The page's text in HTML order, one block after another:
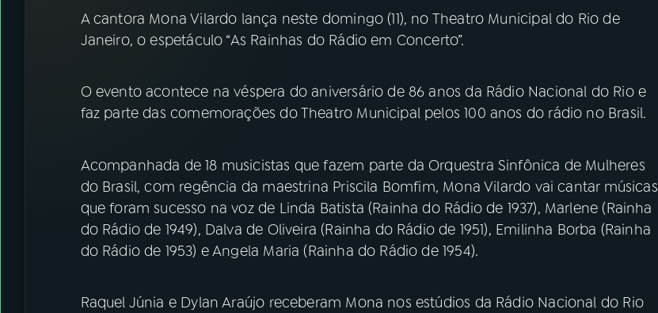
ACOMPANHE A RÁDIO NACIONAL
Instagram
A cantora Mona Vilardo lança neste domingo (11), no Theatro Municipal do Rio de
Janeiro, o espetáculo “As Rainhas do Rádio em Concerto”.
O evento acontece na véspera do aniversário de 86 anos da Rádio Nacional do Rio e
faz parte das comemorações do Theatro Municipal pelos 100 anos do rádio no Brasil.
Acompanhada de 18 musicistas que fazem parte da Orquestra Sinfônica de Mulheres
do Brasil, com regência da maestrina Priscila Bomfim, Mona Vilardo vai cantar músicas
que foram sucesso na voz de Linda Batista (Rainha do Rádio de 1937), Marlene (Rainha
do Rádio de 1949), Dalva de Oliveira (Rainha do Rádio de 1951), Emilinha Borba (Rainha
do Rádio de 1953) e Angela Maria (Rainha do Rádio de 1954).
Raquel Júnia e Dylan Araújo receberam Mona nos estúdios da Rádio Nacional do Rio